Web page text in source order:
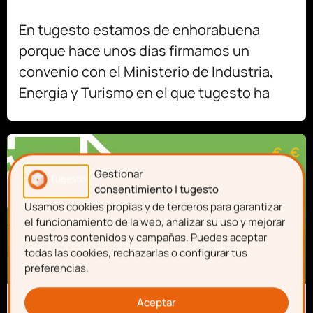
Gestionar
consentimiento | tugesto
Usamos cookies propias y de terceros para garantizar
el funcionamiento de la web, analizar su uso y mejorar
nuestros contenidos y campañas. Puedes aceptar
todas las cookies, rechazarlas o configurar tus
preferencias.
Aceptar
En tugesto estamos de enhorabuena
porque hace unos días firmamos un
convenio con el Ministerio de Industria,
Energía y Turismo en el que tugesto ha